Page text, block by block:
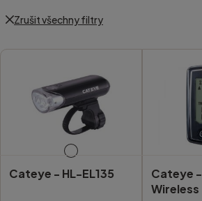
Zrušit všechny filtry
Cateye - HL-EL135 Cateye -
Wireless